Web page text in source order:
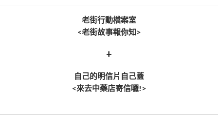
老街行動檔案室
<老街故事報你知>
+
自己的明信片自己蓋
<來去中藥店寄信囉!>